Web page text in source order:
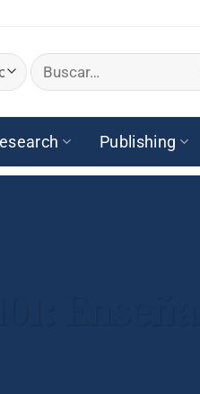
Buscar
por:
Publishing